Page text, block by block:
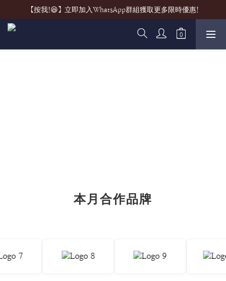
【按我!😆】立即加入WhatsApp群組獲取更多限時優惠!
本月合作品牌